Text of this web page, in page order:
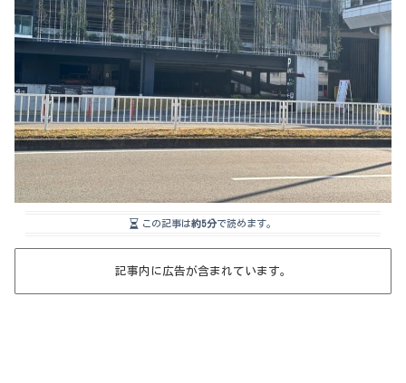
この記事は約5分で読めます。
記事内に広告が含まれています。